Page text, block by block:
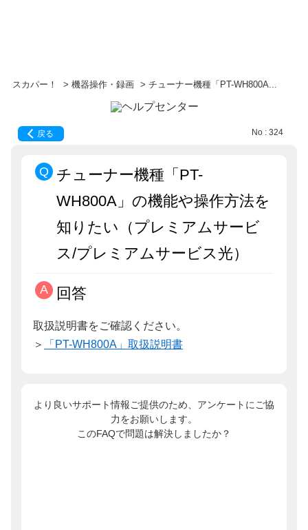
スカパー！ > 機器操作・録画 > チューナー機種「PT-WH800A...
戻る No : 324
チューナー機種「PT-
WH800A」の機能や操作方法を
知りたい（プレミアムサービ
ス/プレミアムサービス光）
回答
取扱説明書をご確認ください。
＞
「PT-WH800A」取扱説明書
より良いサポート情報ご提供のため、アンケートにご協
力をお願いします。
このFAQで問題は解決しましたか？